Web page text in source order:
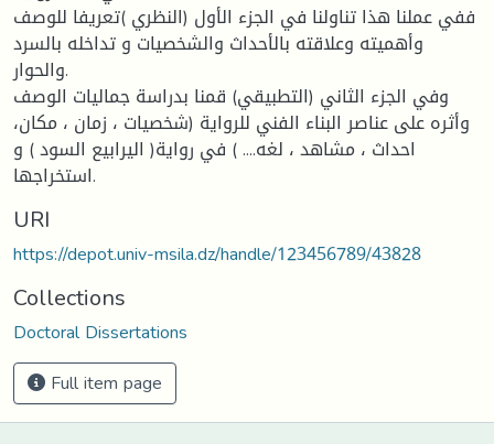
ففي عملنا هذا تناولنا في الجزء الأول (النظري )تعريفا للوصف
وأهميته وعلاقته بالأحداث والشخصيات و تداخله بالسرد
والحوار.
وفي الجزء الثاني (التطبيقي) قمنا بدراسة جماليات الوصف
وأثره على عناصر البناء الفني للرواية (شخصيات ، زمان ، مكان،
احداث ، مشاهد ، لغه.... ) في رواية( اليرابيع السود ) و
استخراجها.
URI
https://depot.univ-msila.dz/handle/123456789/43828
Collections
Doctoral Dissertations
Full item page